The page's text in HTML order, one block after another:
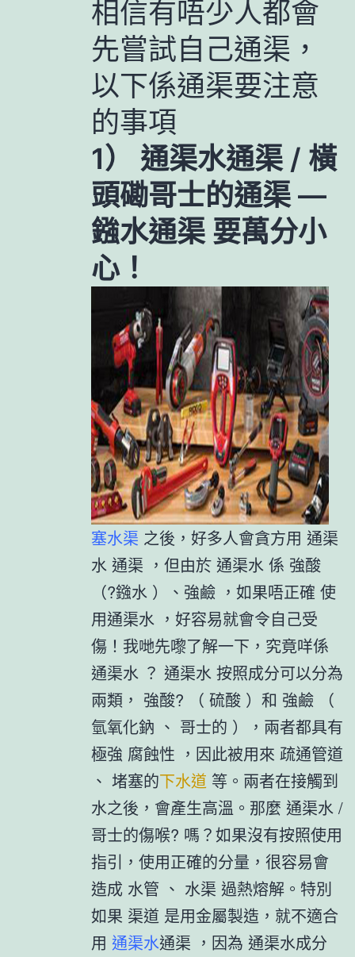
相信有唔少人都會
先嘗試自己通渠，
以下係通渠要注意
的事項
1） 通渠水通渠 / 橫
頭磡哥士的通渠 —
鏹水通渠 要萬分小
心！
塞水渠 之後，好多人會貪方用 通渠
水 通渠 ，但由於 通渠水 係 強酸
（?鏹水 ）、強鹼 ，如果唔正確 使
用通渠水 ，好容易就會令自己受
傷！我哋先嚟了解一下，究竟咩係
通渠水 ？ 通渠水 按照成分可以分為
兩類， 強酸? （ 硫酸 ）和 強鹼 （
氫氧化鈉 、 哥士的 ），兩者都具有
極強 腐蝕性 ，因此被用來 疏通管道
、 堵塞的下水道 等。兩者在接觸到
水之後，會產生高溫。那麼 通渠水 /
哥士的傷喉? 嗎？如果沒有按照使用
指引，使用正確的分量，很容易會
造成 水管 、 水渠 過熱熔解。特別
如果 渠道 是用金屬製造，就不適合
用 通渠水通渠 ，因為 通渠水成分